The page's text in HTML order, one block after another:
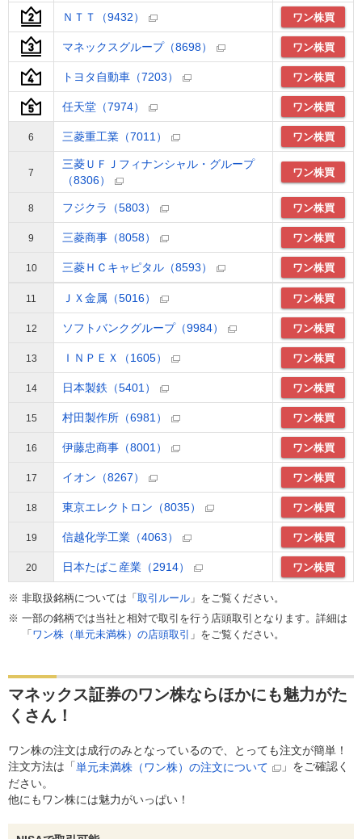
ＮＴＴ（9432） ワン株買
マネックスグループ（8698） ワン株買
トヨタ自動車（7203） ワン株買
任天堂（7974） ワン株買
6 三菱重工業（7011） ワン株買
7
三菱ＵＦＪフィナンシャル・グループ
（8306）
ワン株買
8 フジクラ（5803） ワン株買
9 三菱商事（8058） ワン株買
10 三菱ＨＣキャピタル（8593） ワン株買
11 ＪＸ金属（5016） ワン株買
12 ソフトバンクグループ（9984） ワン株買
13 ＩＮＰＥＸ（1605） ワン株買
14 日本製鉄（5401） ワン株買
15 村田製作所（6981） ワン株買
16 伊藤忠商事（8001） ワン株買
17 イオン（8267） ワン株買
18 東京エレクトロン（8035） ワン株買
19 信越化学工業（4063） ワン株買
20 日本たばこ産業（2914） ワン株買
非取扱銘柄については「 取引ルール」をご覧ください。
一部の銘柄では当社と相対で取引を行う店頭取引となります。詳細は
「 ワン株（単元未満株）の店頭取引 」をご覧ください。
マネックス証券のワン株ならほかにも魅力がた
くさん！
ワン株の注文は成行のみとなっているので、とっても注文が簡単！
注文方法は「単元未満株（ワン株）の注文について
」をご確認く
ださい。
他にもワン株には魅力がいっぱい！